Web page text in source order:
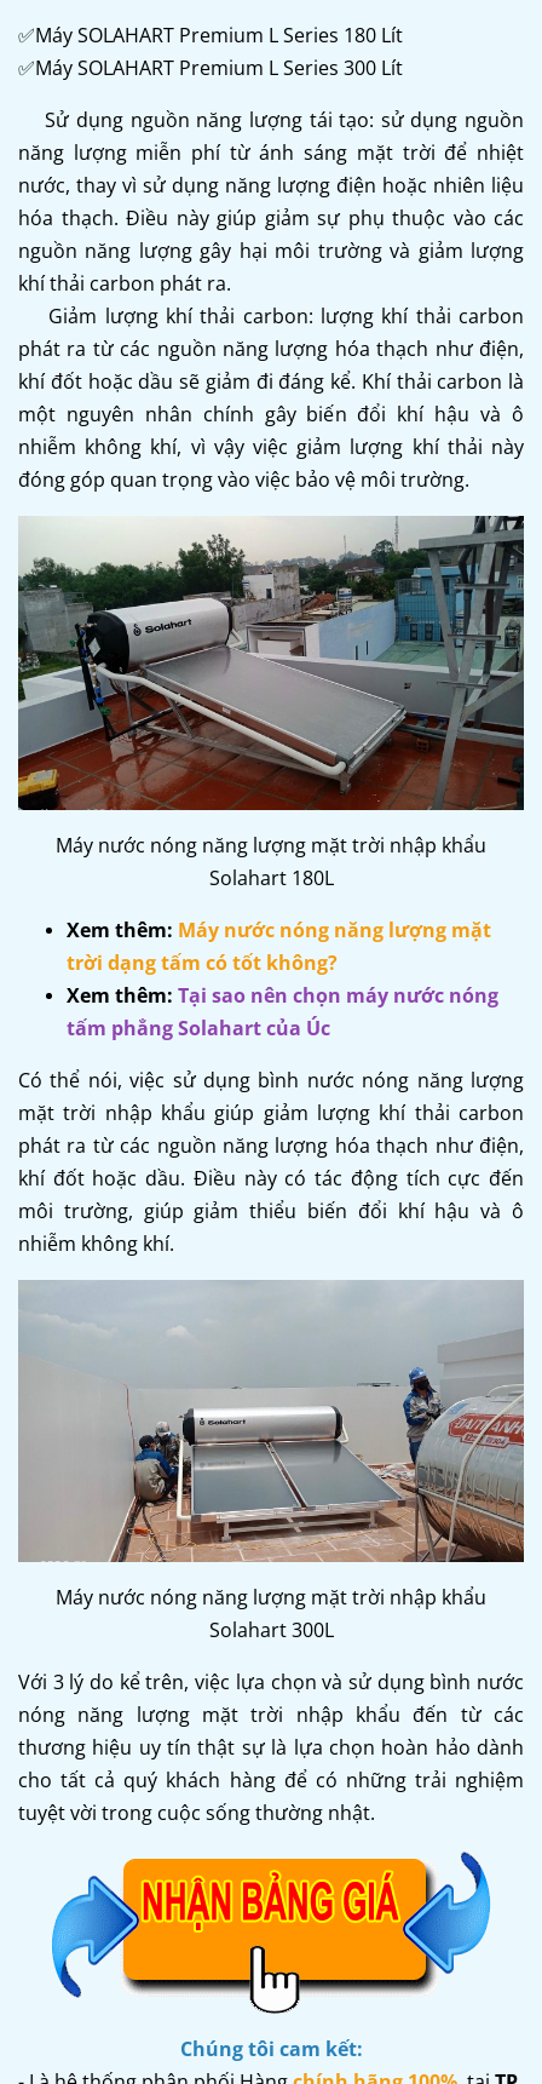
✅Máy SOLAHART Premium L Series 180 Lít
✅Máy SOLAHART Premium L Series 300 Lít
Sử dụng nguồn năng lượng tái tạo: sử dụng nguồn
năng lượng miễn phí từ ánh sáng mặt trời để nhiệt
nước, thay vì sử dụng năng lượng điện hoặc nhiên liệu
hóa thạch. Điều này giúp giảm sự phụ thuộc vào các
nguồn năng lượng gây hại môi trường và giảm lượng
khí thải carbon phát ra.
Giảm lượng khí thải carbon: lượng khí thải carbon
phát ra từ các nguồn năng lượng hóa thạch như điện,
khí đốt hoặc dầu sẽ giảm đi đáng kể. Khí thải carbon là
một nguyên nhân chính gây biến đổi khí hậu và ô
nhiễm không khí, vì vậy việc giảm lượng khí thải này
đóng góp quan trọng vào việc bảo vệ môi trường.
Máy nước nóng năng lượng mặt trời nhập khẩu
Solahart 180L
Xem thêm: Máy nước nóng năng lượng mặt
trời dạng tấm có tốt không?
Xem thêm: Tại sao nên chọn máy nước nóng
tấm phẳng Solahart của Úc
Có thể nói, việc sử dụng bình nước nóng năng lượng
mặt trời nhập khẩu giúp giảm lượng khí thải carbon
phát ra từ các nguồn năng lượng hóa thạch như điện,
khí đốt hoặc dầu. Điều này có tác động tích cực đến
môi trường, giúp giảm thiểu biến đổi khí hậu và ô
nhiễm không khí.
Máy nước nóng năng lượng mặt trời nhập khẩu
Solahart 300L
Với 3 lý do kể trên, việc lựa chọn và sử dụng bình nước
nóng năng lượng mặt trời nhập khẩu đến từ các
thương hiệu uy tín thật sự là lựa chọn hoàn hảo dành
cho tất cả quý khách hàng để có những trải nghiệm
tuyệt vời trong cuộc sống thường nhật.
Chúng tôi cam kết: